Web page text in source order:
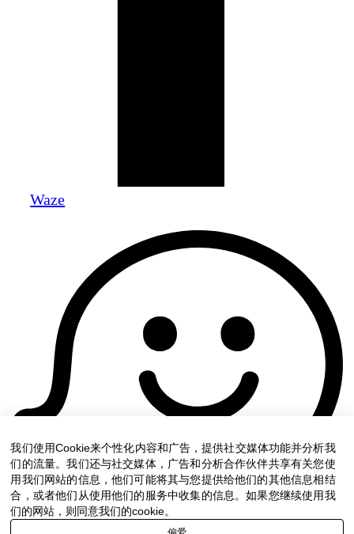
Waze
我们使用Cookie来个性化内容和广告，提供社交媒体功能并分析我
们的流量。我们还与社交媒体，广告和分析合作伙伴共享有关您使
用我们网站的信息，他们可能将其与您提供给他们的其他信息相结
合，或者他们从使用他们的服务中收集的信息。如果您继续使用我
们的网站，则同意我们的cookie。